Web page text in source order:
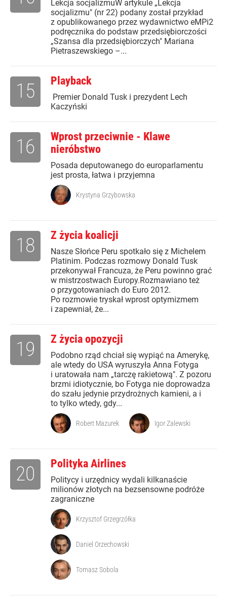
Lekcja socjalizmuW artykule „Lekcja
socjalizmu" (nr 22) podany został przykład
z opublikowanego przez wydawnictwo eMPi2
podręcznika do podstaw przedsiębiorczości
„Szansa dla przedsiębiorczych" Mariana
Pietraszewskiego –...
Playback
Premier Donald Tusk i prezydent Lech
Kaczyński
15
Wprost przeciwnie - Klawe
nieróbstwo
Posada deputowanego do europarlamentu
jest prosta, łatwa i przyjemna
16
Krystyna Grzybowska
Z życia koalicji
Nasze Słońce Peru spotkało się z Michelem
Platinim. Podczas rozmowy Donald Tusk
przekonywał Francuza, że Peru powinno grać
w mistrzostwach Europy.Rozmawiano też
o przygotowaniach do Euro 2012.
Po rozmowie tryskał wprost optymizmem
i zapewniał, że...
18
Z życia opozycji
Podobno rząd chciał się wypiąć na Amerykę,
ale wtedy do USA wyruszyła Anna Fotyga
i uratowała nam „tarczę rakietową". Z pozoru
brzmi idiotycznie, bo Fotyga nie doprowadza
do szału jedynie przydrożnych kamieni, a i
to tylko wtedy, gdy...
19
Robert Mazurek Igor Zalewski
Polityka Airlines
Politycy i urzędnicy wydali kilkanaście
milionów złotych na bezsensowne podróże
zagraniczne
20
Krzysztof Grzegrzółka
Daniel Orzechowski
Tomasz Sobola